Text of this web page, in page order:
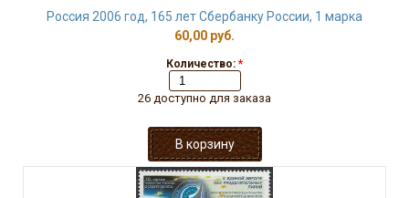
Россия 2006 год, 165 лет Сбербанку России, 1 марка
60,00 руб.
Количество: *
26 доступно для заказа